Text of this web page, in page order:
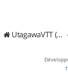
UtagawaVTT (Randos VTT et VTTAE avec traces GPS)